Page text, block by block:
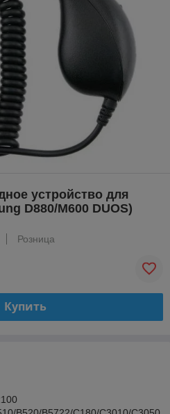
устройство для
D880/M600 DUOS)
Розница
Купить